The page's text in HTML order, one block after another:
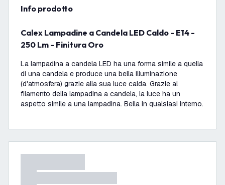
info prodotto
Calex Lampadine a Candela LED Caldo - E14 -
250 Lm - Finitura Oro
La lampadina a candela LED ha una forma simile a quella
di una candela e produce una bella illuminazione
(d'atmosfera) grazie alla sua luce calda. Grazie al
filamento della lampadina a candela, la luce ha un
aspetto simile a una lampadina. Bella in qualsiasi interno.